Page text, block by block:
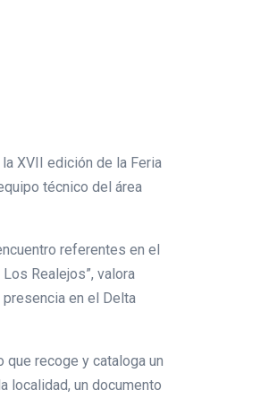
XVII edición de la Feria
técnico del área
referentes en el
Realejos”, valora
en el Delta
recoge y cataloga un
localidad, un documento